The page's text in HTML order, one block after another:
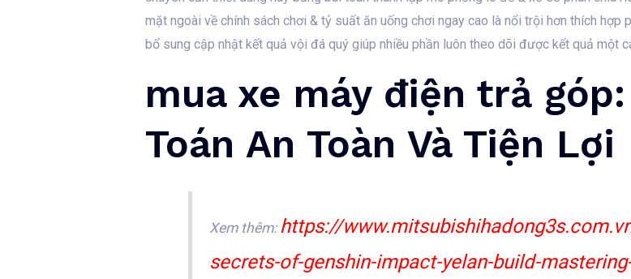
mặt ngoài về chính sách chơi & tỷ suất ăn uống chơi ngay cao là nổi trội hơn thích
bổ sung cập nhật kết quả vội đá quý giúp nhiều phần luôn theo dõi được kết quả một
mua xe máy điện trả
Toán An Toàn Và Tiện Lợi
Xem thêm: https://
secrets-of-genshin-impact-yelan-build-